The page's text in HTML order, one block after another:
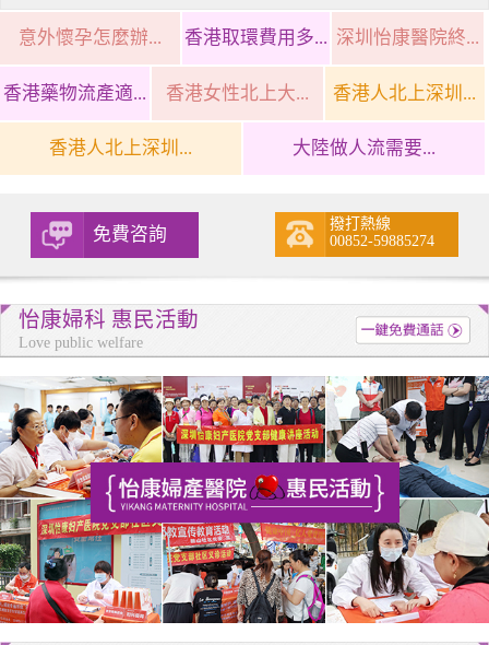
意外懷孕怎麼辦... 香港取環費用多... 深圳怡康醫院終...
香港藥物流產適... 香港女性北上大... 香港人北上深圳...
香港人北上深圳... 大陸做人流需要...
免費咨詢
撥打熱線
00852-59885274
怡康婦科 惠民活動
Love public welfare